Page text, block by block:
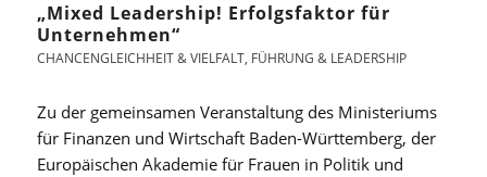
„Mixed Leadership! Erfolgsfaktor für
Unternehmen“
CHANCENGLEICHHEIT & VIELFALT, FÜHRUNG & LEADERSHIP
Zu der gemeinsamen Veranstaltung des Ministeriums
für Finanzen und Wirtschaft Baden-Württemberg, der
Europäischen Akademie für Frauen in Politik und